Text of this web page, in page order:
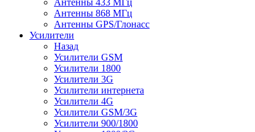
Антенны 433 МГц
Антенны 868 МГц
Антенны GPS/Глонасс
Усилители
Назад
Усилители GSM
Усилители 1800
Усилители 3G
Усилители интернета
Усилители 4G
Усилители GSM/3G
Усилители 900/1800